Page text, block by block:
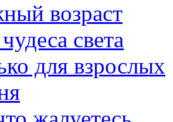
возраст
света
для взрослых